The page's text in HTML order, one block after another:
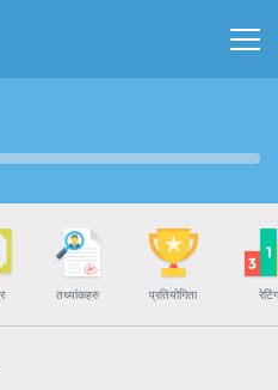
तथ्यांकहरु प्रतियोगिता रेटिंग